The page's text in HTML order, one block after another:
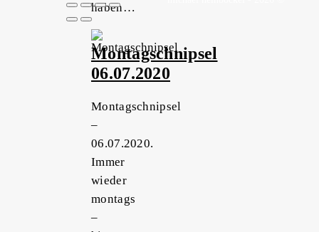
haben…
Montagschnipsel
06.07.2020
Montagschnipsel
–
06.07.2020.
Immer
wieder
montags
–